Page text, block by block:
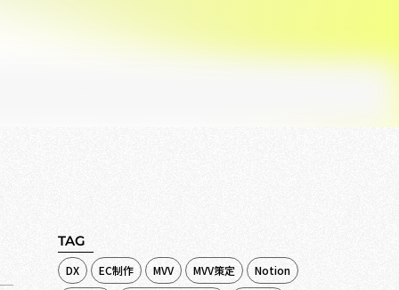
TAG
DX EC制作 MVV MVV策定
Notion